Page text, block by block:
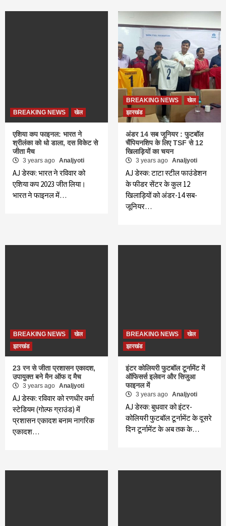
BREAKING NEWS खेल
एशिया कप फाइनल: भारत ने
श्रीलंका को धो डाला, दस विकेट से
जीता मैच
3 years ago Analjyoti
AJ डेस्क: भारत ने रविवार को
एशिया कप 2023 जीत लिया।
भारत ने फाइनल में…
BREAKING NEWS
खेल
झारखंड
अंडर 14 सब जूनियर : फुटबॉल
चैंपियनशिप के लिए TSF से 12
खिलाड़ियों का चयन
3 years ago Analjyoti
AJ डेस्क: टाटा स्टील फाउंडेशन
के फीडर सेंटर के कुल 12
खिलाड़ियों को अंडर-14 सब-
जूनियर…
BREAKING NEWS
खेल
झारखंड
23 रन से जीता प्रशासन एकादश,
उपायुक्त बने मैन ऑफ द मैच
3 years ago Analjyoti
AJ डेस्क: रविवार को रणधीर वर्मा
स्टेडियम (गोल्फ ग्राउंड) में
प्रशासन एकादश बनाम नागरिक
एकादश…
BREAKING NEWS
खेल
झारखंड
इंटर कोलियरी फुटबॉल टूर्नामेंट में
ऑफिसर्स इलेवन और सिजुआ
फाइनल में
3 years ago Analjyoti
AJ डेस्क: बुधवार को इंटर-
कोलियरी फुटबॉल टूर्नामेंट के दूसरे
दिन टूर्नामेंट के अब तक के…